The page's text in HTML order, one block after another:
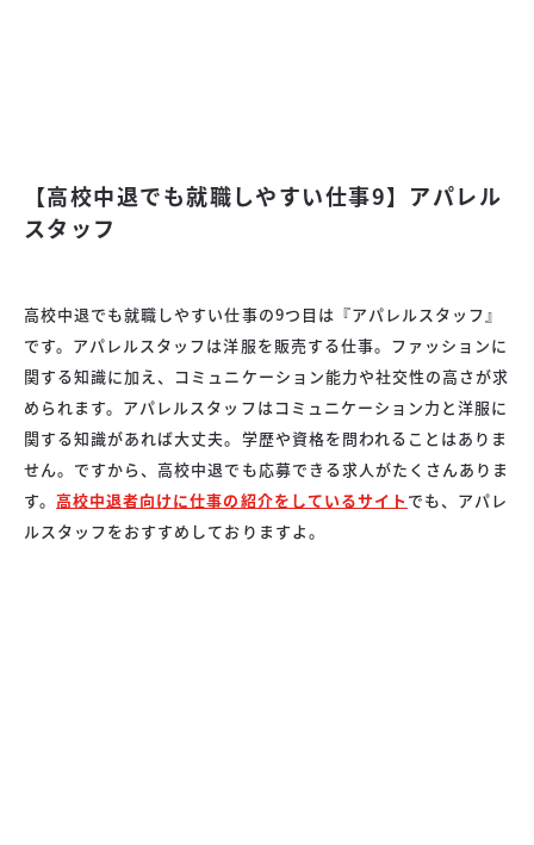
【高校中退でも就職しやすい仕事9】アパレル
スタッフ
高校中退でも就職しやすい仕事の9つ目は『アパレルスタッフ』
です。アパレルスタッフは洋服を販売する仕事。ファッションに
関する知識に加え、コミュニケーション能力や社交性の高さが求
められます。アパレルスタッフはコミュニケーション力と洋服に
関する知識があれば大丈夫。学歴や資格を問われることはありま
せん。ですから、高校中退でも応募できる求人がたくさんありま
す。高校中退者向けに仕事の紹介をしているサイト でも、アパレ
ルスタッフをおすすめしておりますよ。